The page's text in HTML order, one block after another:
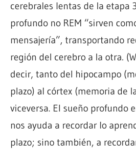
cerebrales lentas de la etapa
profundo no REM “sirven
mensajería”, transportando
región del cerebro a la otra.
decir, tanto del hipocampo
plazo) al córtex (memoria de
viceversa. El sueño profundo
nos ayuda a recordar lo
plazo; sino también, a